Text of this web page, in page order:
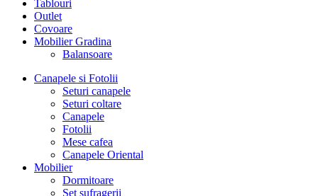
Tablouri
Outlet
Covoare
Mobilier Gradina
Balansoare
Canapele si Fotolii
Seturi canapele
Seturi coltare
Canapele
Fotolii
Mese cafea
Canapele Oriental
Mobilier
Dormitoare
Set sufragerii